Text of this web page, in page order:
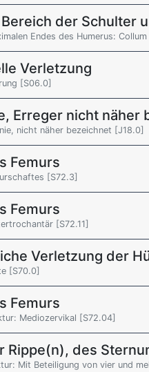
der Schulter
Endes des Humerus:
Verletzung
[S06.0]
Erreger nicht näher
nicht näher bezeichnet [J18.0]
Femurs
[S72.3]
Femurs
[S72.11]
Verletzung der
[S70.0]
Femurs
Mediozervikal [S72.04]
Rippe(n), des
Mit Beteiligung von vier und